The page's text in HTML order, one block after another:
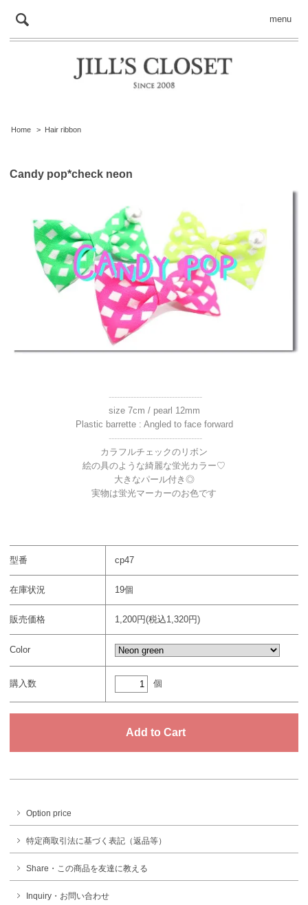
menu
Home > Hair ribbon
Candy pop*check neon
----------------------------------
size 7cm / pearl 12mm
Plastic barrette : Angled to face forward
----------------------------------
カラフルチェックのリボン
絵の具のような綺麗な蛍光カラー♡
大きなパール付き◎
実物は蛍光マーカーのお色です
型番 cp47
在庫状況 19個
販売価格 1,200円(税込1,320円)
Color
購入数 個
Option price
特定商取引法に基づく表記（返品等）
Share・この商品を友達に教える
Inquiry・お問い合わせ